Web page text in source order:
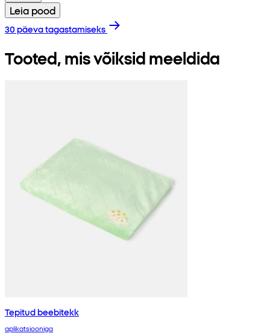
Leia pood
30 päeva tagastamiseks
Tooted, mis võiksid meeldida
Tepitud beebitekk
aplikatsiooniga